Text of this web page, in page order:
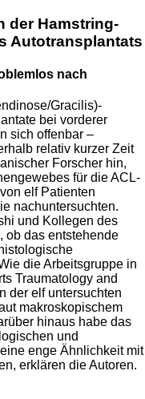
der Hamstring-
Autotransplantats
nach
Gracilis)-
bei vorderer
sich offenbar –
relativ kurzer Zeit
Forscher hin,
für die ACL-
elf Patienten
nachuntersuchten.
und Kollegen des
ob das entstehende
die Arbeitsgruppe in
Traumatology and
der elf untersuchten
makroskopischem
hinaus habe das
und
enge Ähnlichkeit mit
erklären die Autoren.